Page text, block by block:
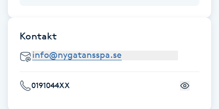
Headspa
Healing
Kontakt
0191044XX